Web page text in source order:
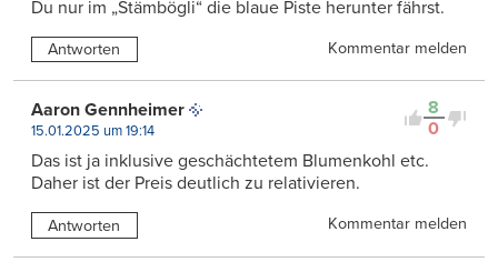
Du nur im „Stämbögli“ die blaue Piste herunter fährst.
Antworten Kommentar melden
8
0
Aaron Gennheimer
15.01.2025 um 19:14
Das ist ja inklusive geschächtetem Blumenkohl etc.
Daher ist der Preis deutlich zu relativieren.
Antworten Kommentar melden